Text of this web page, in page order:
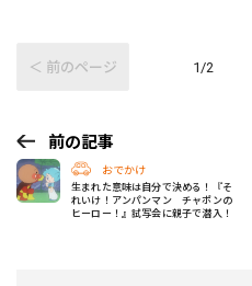
＜ 前のページ 1/2
前の記事
おでかけ
生まれた意味は自分で決める！『そ
れいけ！アンパンマン チャポンの
ヒーロー！』試写会に親子で潜入！